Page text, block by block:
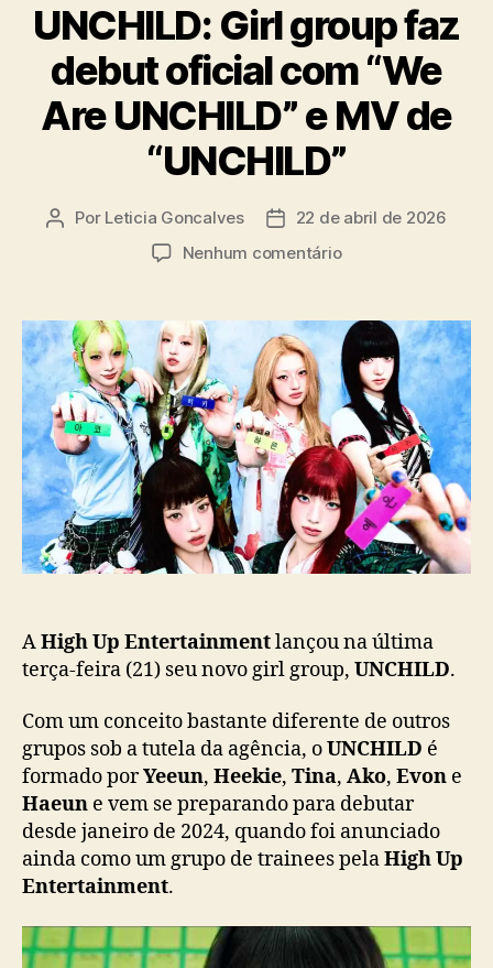
t
e
g
o
i
a
UNCHILD: Girl group faz
debut oficial com “We
Are UNCHILD” e MV de
“UNCHILD”
A
r
d
o
p
o
s
t
Por Leticia Goncalves
D
d
e
p
u
b
l
i
c
a
ç
ã
22 de abril de 2026
Nenhum comentárioe
N
C
H
I
D
:
G
i
r
l
o
u
f
a
z
d
e
b
u
f
AHigh Up Entertainmentlançou na última
terça-feira (21) seu novo girl group, UNCHILD.
Com um conceito bastante diferente de outros
grupos sob a tutela da agência, oUNCHILD é
formado porYeeun, Heekie, Tina, Ako, Evon e
Haeun e vem se preparando para debutar
desde janeiro de 2024, quando foi anunciado
ainda como um grupo de trainees pelaHigh Up
Entertainment.